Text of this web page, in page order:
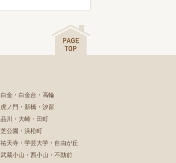
白金・白金台・高輪
虎ノ門・新橋・汐留
品川・大崎・田町
芝公園・浜松町
祐天寺・学芸大学・自由が丘
武蔵小山・西小山・不動前